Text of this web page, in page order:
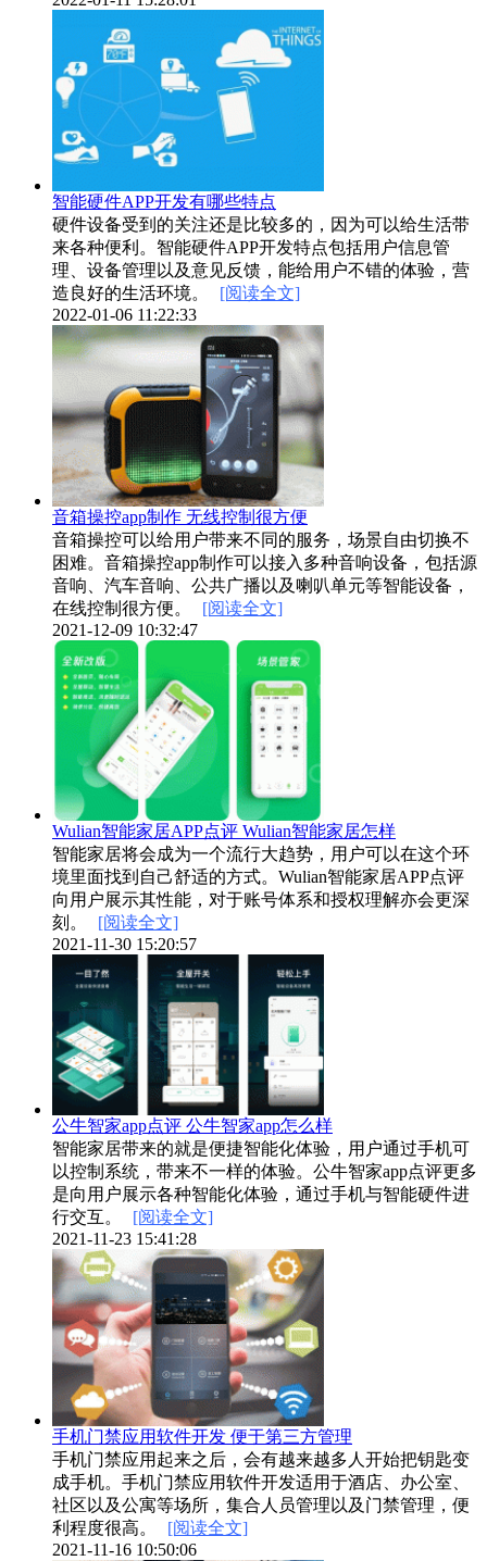
智能硬件APP开发有哪些特点
硬件设备受到的关注还是比较多的，因为可以给生活带
来各种便利。智能硬件APP开发特点包括用户信息管
理、设备管理以及意见反馈，能给用户不错的体验，营
造良好的生活环境。
[阅读全文]
2022-01-06 11:22:33
音箱操控app制作 无线控制很方便
音箱操控可以给用户带来不同的服务，场景自由切换不
困难。音箱操控app制作可以接入多种音响设备，包括源
音响、汽车音响、公共广播以及喇叭单元等智能设备，
在线控制很方便。
[阅读全文]
2021-12-09 10:32:47
Wulian智能家居APP点评 Wulian智能家居怎样
智能家居将会成为一个流行大趋势，用户可以在这个环
境里面找到自己舒适的方式。Wulian智能家居APP点评
向用户展示其性能，对于账号体系和授权理解亦会更深
刻。
[阅读全文]
2021-11-30 15:20:57
公牛智家app点评 公牛智家app怎么样
智能家居带来的就是便捷智能化体验，用户通过手机可
以控制系统，带来不一样的体验。公牛智家app点评更多
是向用户展示各种智能化体验，通过手机与智能硬件进
行交互。
[阅读全文]
2021-11-23 15:41:28
手机门禁应用软件开发 便于第三方管理
手机门禁应用起来之后，会有越来越多人开始把钥匙变
成手机。手机门禁应用软件开发适用于酒店、办公室、
社区以及公寓等场所，集合人员管理以及门禁管理，便
利程度很高。
[阅读全文]
2021-11-16 10:50:06